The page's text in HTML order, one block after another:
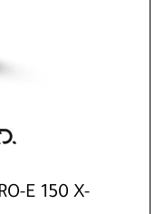
E 150 X-